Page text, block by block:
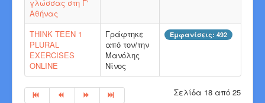
γλώσσας στη Γ'
Αθήνας
THINK TEEN 1
PLURAL
EXERCISES
ONLINE
Γράφτηκε
από τον/την
Μανόλης
Νίνος
Εμφανίσεις: 492
Σελίδα 18 από 25